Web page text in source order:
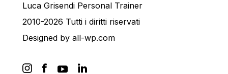
Luca Grisendi Personal Trainer
2010-2026 Tutti i diritti riservati
Designed by all-wp.com